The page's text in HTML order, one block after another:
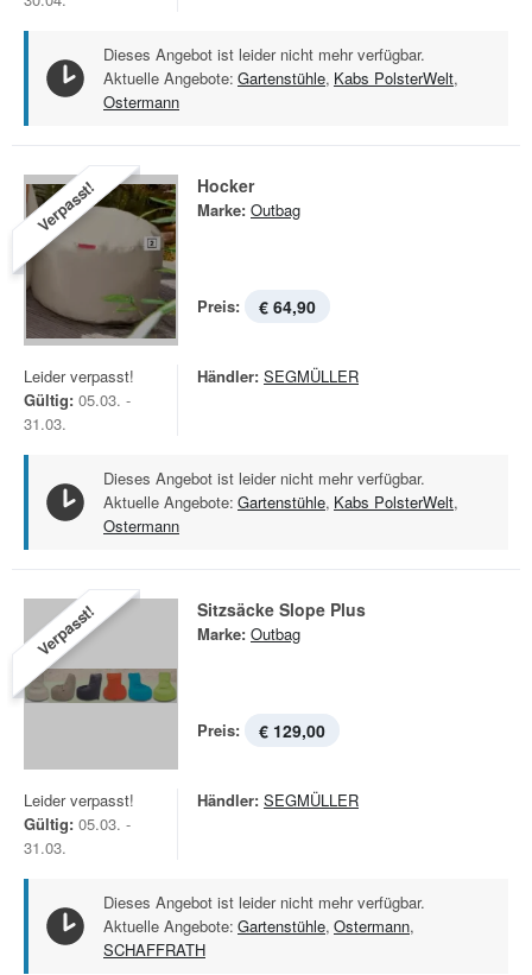
Dieses Angebot ist leider nicht mehr verfügbar.
Aktuelle Angebote: Gartenstühle, Kabs PolsterWelt,
Ostermann
Verpasst! Hocker
Marke: Outbag
Preis: € 64,90
Leider verpasst!
Gültig: 05.03. -
31.03.
Händler: SEGMÜLLER
Dieses Angebot ist leider nicht mehr verfügbar.
Aktuelle Angebote: Gartenstühle, Kabs PolsterWelt,
Ostermann
Verpasst! Sitzsäcke Slope Plus
Marke: Outbag
Preis: € 129,00
Leider verpasst!
Gültig: 05.03. -
31.03.
Händler: SEGMÜLLER
Dieses Angebot ist leider nicht mehr verfügbar.
Aktuelle Angebote: Gartenstühle, Ostermann,
SCHAFFRATH